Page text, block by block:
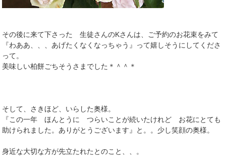
その後に来て下さった 生徒さんのKさんは、ご予約のお花束をみて
『わああ、、、あげたくなくなっちゃう』って嬉しそうにしてくださ
って。
美味しい柏餅ごちそうさまでした＊＾＾＊
そして、さきほど、いらした奥様。
『この一年 ほんとうに つらいことが続いたけれど お花にとても
助けられました。ありがとうございます』と。。少し笑顔の奥様。
身近な大切な方が先立たれたとのこと、、。